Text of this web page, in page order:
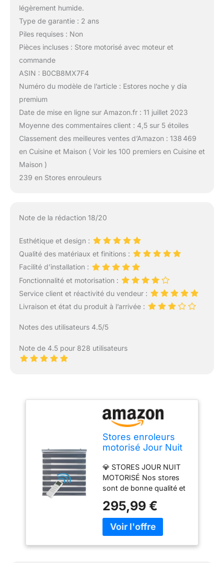
légèrement humide.
Type de garantie : 2 ans
Piles requises : Non
Pièces incluses : Store motorisé avec moteur et
commande
ASIN : B0CB8MX7F4
Numéro du modèle de l’article : Estores noche y día
premium
Date de mise en ligne sur Amazon.fr : 11 juillet 2023
Moyenne des commentaires client : 4,5 sur 5 étoiles
Classement des meilleures ventes d’Amazon : 138 469
en Cuisine et Maison ( Voir les 100 premiers en Cuisine et
Maison )
239 en Stores enrouleurs
Note de la rédaction 18/20
Esthétique et design :
Qualité des matériaux et finitions :
Facilité d’installation :
Fonctionnalité et motorisation :
Service client et réactivité du vendeur :
Livraison et état du produit à l’arrivée :
Notes des utilisateurs 4.5/5
Note de 4.5 pour 828 utilisateurs
Stores enroleurs
motorisé Jour Nuit
Tissu Finitions Haut
de Gamme Galerie
et chaînette en
Aluminium Qualité
maximale pour
Fenêtres et Portes
Store Zébre
💎 STORES JOUR NUIT
MOTORISÉ Nos stores
sont de bonne qualité et
Europe. Les support
PREMIUM sont en metal
pourgarantir une bonne
295,99 €